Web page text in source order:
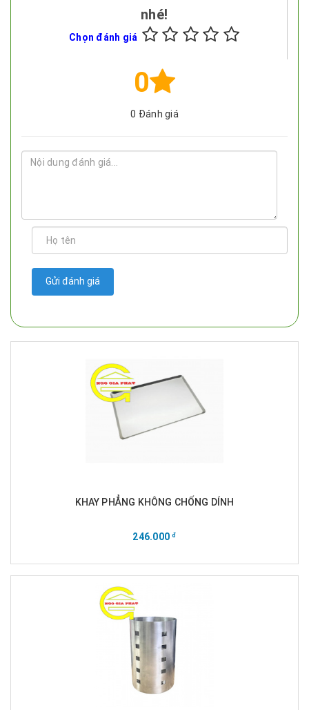
nhé!
Chọn đánh giá
0
0 Đánh giá
Gửi đánh giá
KHAY PHẲNG KHÔNG CHỐNG DÍNH
246.000đ